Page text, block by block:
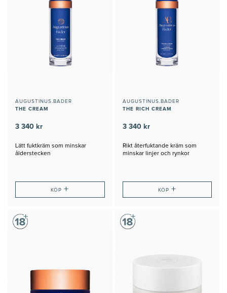
AUGUSTINUS.BADER
THE CREAM
3 340 kr
Lätt fuktkräm som minskar
ålderstecken
KÖP+
AUGUSTINUS.BADER
THE RICH CREAM
3 340 kr
Rikt återfuktande kräm som
minskar linjer och rynkor
KÖP +